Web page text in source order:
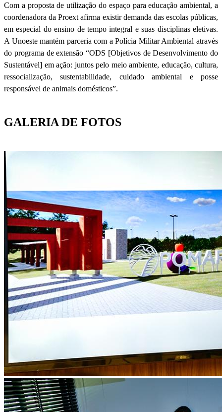
Com a proposta de utilização do espaço para educação ambiental, a
coordenadora da Proext afirma existir demanda das escolas públicas,
em especial do ensino de tempo integral e suas disciplinas eletivas.
A Unoeste mantém parceria com a Polícia Militar Ambiental através
do programa de extensão “ODS [Objetivos de Desenvolvimento do
Sustentável] em ação: juntos pelo meio ambiente, educação, cultura,
ressocialização, sustentabilidade, cuidado ambiental e posse
responsável de animais domésticos”.
GALERIA DE FOTOS